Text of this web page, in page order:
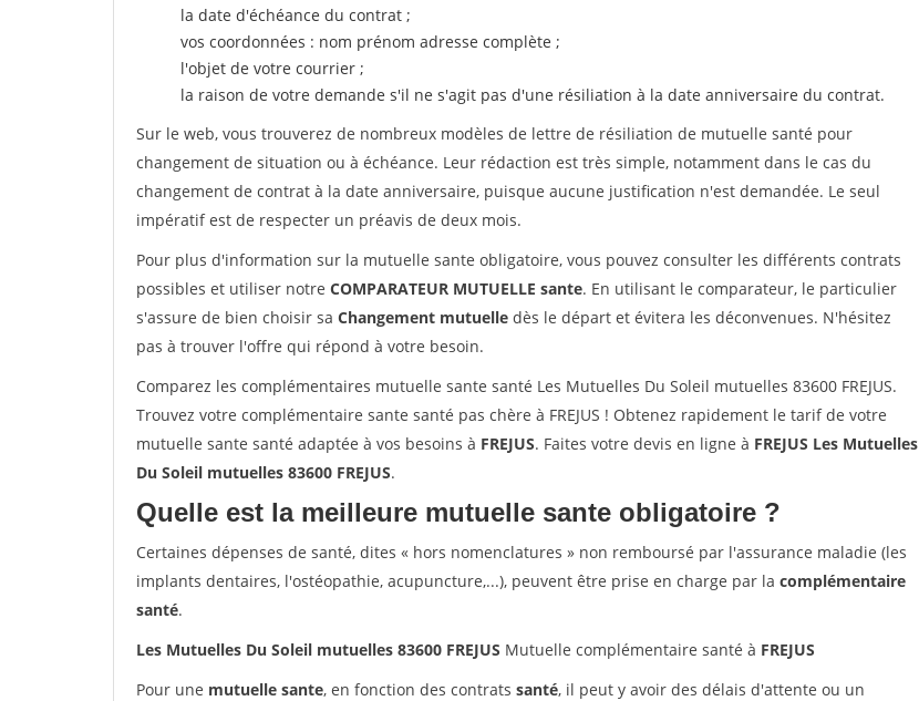
la date d'échéance du contrat ;
vos coordonnées : nom prénom adresse complète ;
l'objet de votre courrier ;
la raison de votre demande s'il ne s'agit pas d'une résiliation à la date anniversaire du contrat.
Sur le web, vous trouverez de nombreux modèles de lettre de résiliation de mutuelle santé pour
changement de situation ou à échéance. Leur rédaction est très simple, notamment dans le cas du
changement de contrat à la date anniversaire, puisque aucune justification n'est demandée. Le seul
impératif est de respecter un préavis de deux mois.
Pour plus d'information sur la mutuelle sante obligatoire, vous pouvez consulter les différents contrats
possibles et utiliser notre COMPARATEUR MUTUELLE sante. En utilisant le comparateur, le particulier
s'assure de bien choisir sa Changement mutuelle dès le départ et évitera les déconvenues. N'hésitez
pas à trouver l'offre qui répond à votre besoin.
Comparez les complémentaires mutuelle sante santé Les Mutuelles Du Soleil mutuelles 83600 FREJUS.
Trouvez votre complémentaire sante santé pas chère à FREJUS ! Obtenez rapidement le tarif de votre
mutuelle sante santé adaptée à vos besoins à FREJUS. Faites votre devis en ligne à FREJUS Les Mutuelles
Du Soleil mutuelles 83600 FREJUS.
Quelle est la meilleure mutuelle sante obligatoire ?
Certaines dépenses de santé, dites « hors nomenclatures » non remboursé par l'assurance maladie (les
implants dentaires, l'ostéopathie, acupuncture,...), peuvent être prise en charge par la complémentaire
santé.
Les Mutuelles Du Soleil mutuelles 83600 FREJUS Mutuelle complémentaire santé à FREJUS
Pour une mutuelle sante, en fonction des contrats santé, il peut y avoir des délais d'attente ou un